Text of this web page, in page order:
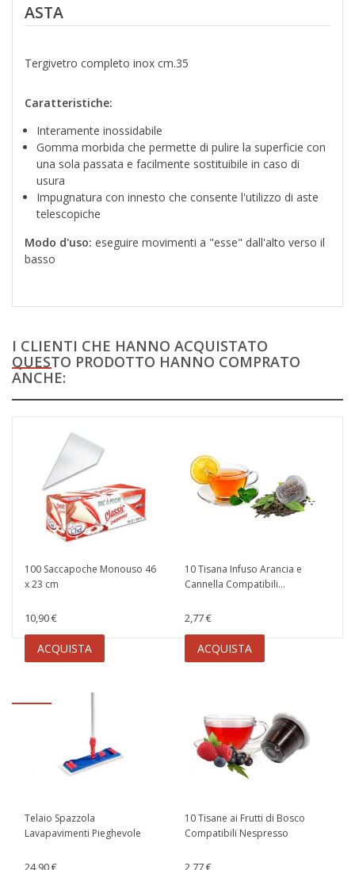
ASTA
Tergivetro completo inox cm.35
Caratteristiche:
Interamente inossidabile
Gomma morbida che permette di pulire la superficie con
una sola passata e facilmente sostituibile in caso di
usura
Impugnatura con innesto che consente l'utilizzo di aste
telescopiche
Modo d'uso: eseguire movimenti a "esse" dall'alto verso il
basso
I CLIENTI CHE HANNO ACQUISTATO
QUESTO PRODOTTO HANNO COMPRATO
ANCHE:
100 Saccapoche Monouso 46
x 23 cm
10,90 €
ACQUISTA
10 Tisana Infuso Arancia e
Cannella Compatibili...
2,77 €
ACQUISTA
Telaio Spazzola
Lavapavimenti Pieghevole
24,90 €
10 Tisane ai Frutti di Bosco
Compatibili Nespresso
2,77 €